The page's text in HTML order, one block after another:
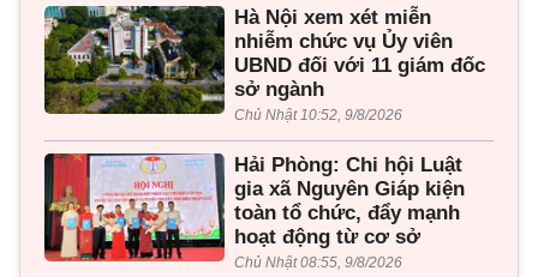
Hà Nội xem xét miễn
nhiễm chức vụ Ủy viên
UBND đối với 11 giám đốc
sở ngành
Chủ Nhật 10:52, 9/8/2026
Hải Phòng: Chi hội Luật
gia xã Nguyên Giáp kiện
toàn tổ chức, đẩy mạnh
hoạt động từ cơ sở
Chủ Nhật 08:55, 9/8/2026